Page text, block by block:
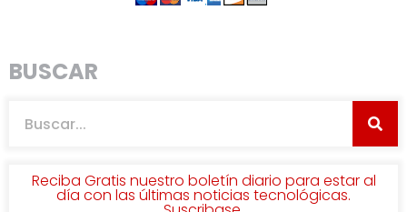
BUSCAR
Reciba Gratis nuestro boletín diario para estar al
día con las últimas noticias tecnológicas.